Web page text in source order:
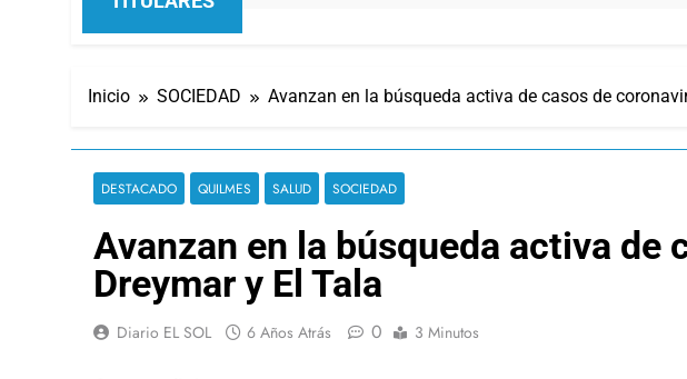
Inicio SOCIEDAD Avanzan en la búsqueda activa de casos de
DESTACADO QUILMES SALUD SOCIEDAD
Avanzan en la búsqueda activa de
Dreymar y El Tala
Diario EL SOL 6 Años Atrás 0 3 Minutos